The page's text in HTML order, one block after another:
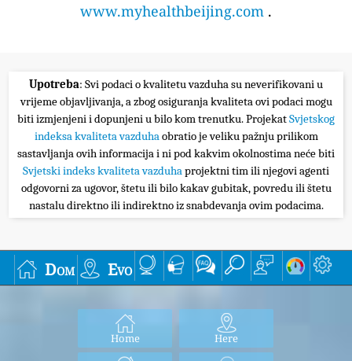
www.myhealthbeijing.com .
Upotreba: Svi podaci o kvalitetu vazduha su neverifikovani u
vrijeme objavljivanja, a zbog osiguranja kvaliteta ovi podaci mogu
biti izmjenjeni i dopunjeni u bilo kom trenutku. ProjekatSvjetskog
indeksa kvaliteta vazduhaobratio je veliku pažnju prilikom
sastavljanja ovih informacija i ni pod kakvim okolnostima neće biti
Svjetski indeks kvaliteta vazduhaprojektni tim ili njegovi agenti
odgovorni za ugovor, štetu ili bilo kakav gubitak, povredu ili štetu
nastalu direktno ili indirektno iz snabdevanja ovim podacima.
Dom Evo
Home Here